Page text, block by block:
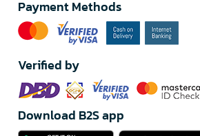
Payment Methods
Verified by
Download B2S app